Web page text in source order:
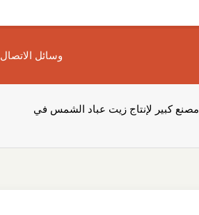
وسائل الاتصال
2023 مصنع كبير لإنتاج زيت عباد الشمس في